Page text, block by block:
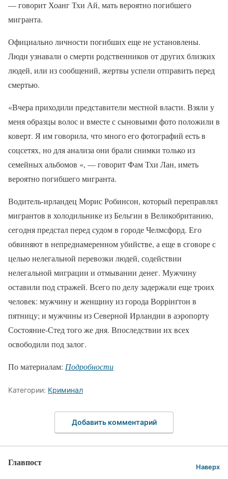
— говорит Хоанг Тхи Ай, мать вероятно погибшего
мигранта.
Официально личности погибших еще не установлены.
Люди узнавали о смерти родственников от других близких
людей, или из сообщений, жертвы успели отправить перед
смертью.
«Вчера приходили представители местной власти. Взяли у
меня образцы волос и вместе с сыновьими фото положили в
коверт. Я им говорила, что много его фотографий есть в
соцсетях, но для анализа они брали снимки только из
семейных альбомов «, — говорит Фам Тхи Лан, иметь
вероятно погибшего мигранта.
Водитель-ирландец Морис Робинсон, который переправлял
мигрантов в холодильнике из Бельгии в Великобританию,
сегодня предстал перед судом в городе Челмсфорд. Его
обвиняют в непреднамеренном убийстве, а еще в сговоре с
целью нелегальной перевозки людей, содействии
нелегальной миграции и отмывании денег. Мужчину
оставили под стражей. Всего по делу задержали еще троих
человек: мужчину и женщину из города Воррінґтон в
пятницу; и мужчины из Северной Ирландии в аэропорту
Состояние-Стед того же дня. Впоследствии их всех
освободили под залог.
По материалам: Подробности
Категории: Криминал
Добавить комментарий
Главпост Наверх